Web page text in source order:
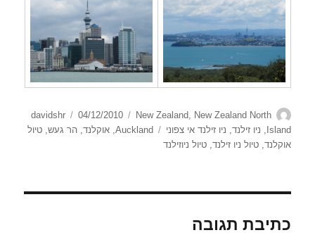
מחבר davidshr
פורסם
בתאריך
04/12/2010
קטגוריות New Zealand, New Zealand North
Island
, ניו זילנד, ניו זילנד אי צפוני תגיות
Auckland
,אוקלנד,הר געש,טיול
אוקלנד,טיול ניו זילנד,טיול ניוזילנד
כתיבת תגובה